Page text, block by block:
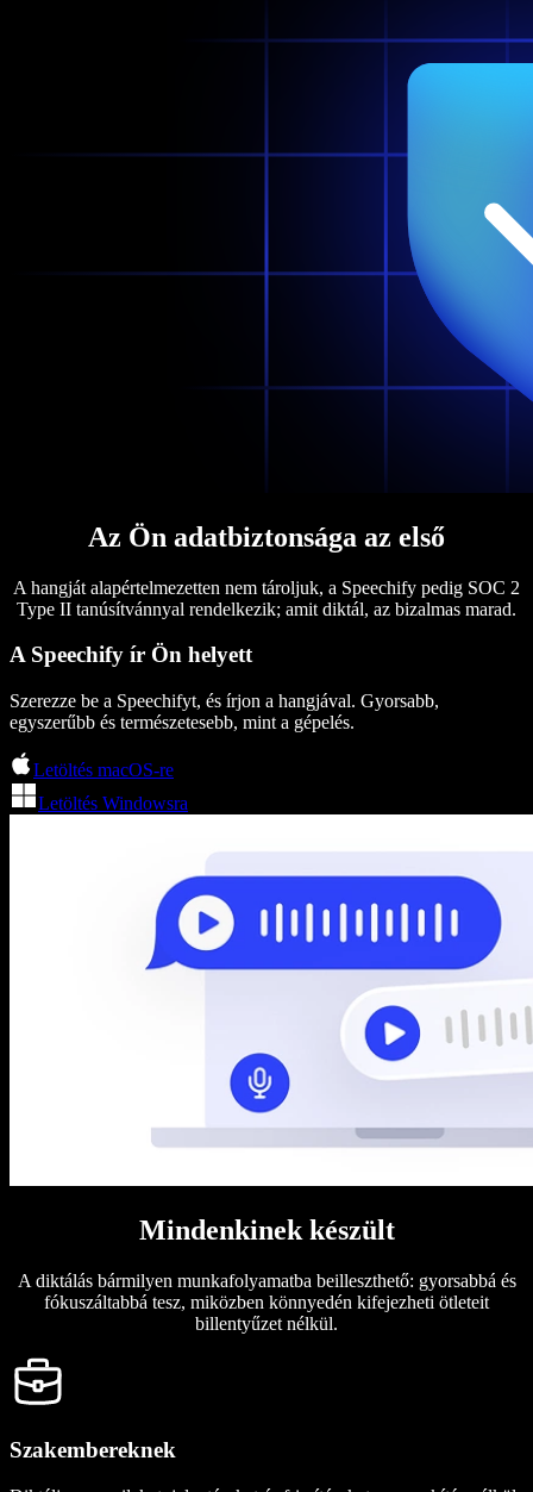
Az Ön adatbiztonsága az első
A hangját alapértelmezetten nem tároljuk, a Speechify pedig SOC 2
Type II tanúsítvánnyal rendelkezik; amit diktál, az bizalmas marad.
A Speechify ír Ön helyett
Szerezze be a Speechifyt, és írjon a hangjával. Gyorsabb,
egyszerűbb és természetesebb, mint a gépelés.
Letöltés macOS-re
Letöltés Windowsra
Mindenkinek készült
A diktálás bármilyen munkafolyamatba beilleszthető: gyorsabbá és
fókuszáltabbá tesz, miközben könnyedén kifejezheti ötleteit
billentyűzet nélkül.
Szakembereknek